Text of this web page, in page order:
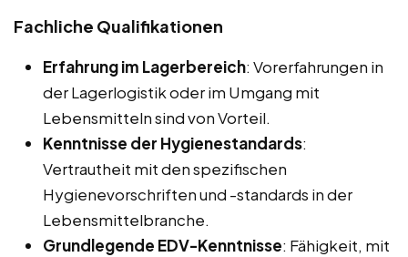
Fachliche Qualifikationen
Erfahrung im Lagerbereich: Vorerfahrungen in
der Lagerlogistik oder im Umgang mit
Lebensmitteln sind von Vorteil.
Kenntnisse der Hygienestandards:
Vertrautheit mit den spezifischen
Hygienevorschriften und -standards in der
Lebensmittelbranche.
Grundlegende EDV-Kenntnisse: Fähigkeit, mit